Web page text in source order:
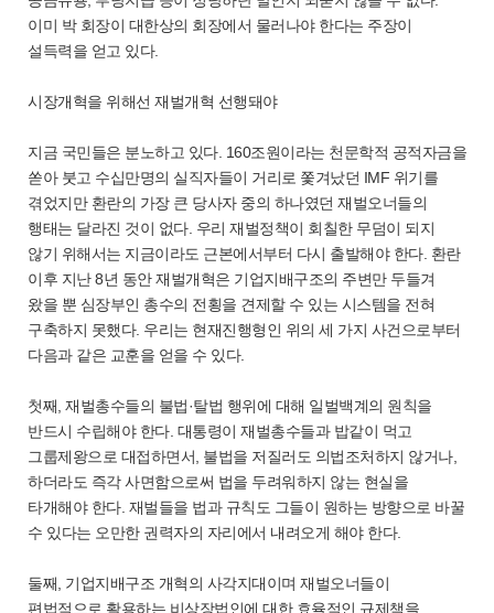
이미 박 회장이 대한상의 회장에서 물러나야 한다는 주장이
설득력을 얻고 있다.
시장개혁을 위해선 재벌개혁 선행돼야
지금 국민들은 분노하고 있다. 160조원이라는 천문학적 공적자금을
쏟아 붓고 수십만명의 실직자들이 거리로 쫓겨났던 IMF 위기를
겪었지만 환란의 가장 큰 당사자 중의 하나였던 재벌오너들의
행태는 달라진 것이 없다. 우리 재벌정책이 회칠한 무덤이 되지
않기 위해서는 지금이라도 근본에서부터 다시 출발해야 한다. 환란
이후 지난 8년 동안 재벌개혁은 기업지배구조의 주변만 두들겨
왔을 뿐 심장부인 총수의 전횡을 견제할 수 있는 시스템을 전혀
구축하지 못했다. 우리는 현재진행형인 위의 세 가지 사건으로부터
다음과 같은 교훈을 얻을 수 있다.
첫째, 재벌총수들의 불법·탈법 행위에 대해 일벌백계의 원칙을
반드시 수립해야 한다. 대통령이 재벌총수들과 밥같이 먹고
그룹제왕으로 대접하면서, 불법을 저질러도 의법조처하지 않거나,
하더라도 즉각 사면함으로써 법을 두려워하지 않는 현실을
타개해야 한다. 재벌들을 법과 규칙도 그들이 원하는 방향으로 바꿀
수 있다는 오만한 권력자의 자리에서 내려오게 해야 한다.
둘째, 기업지배구조 개혁의 사각지대이며 재벌오너들이
편법적으로 활용하는 비상장법인에 대한 효율적인 규제책을